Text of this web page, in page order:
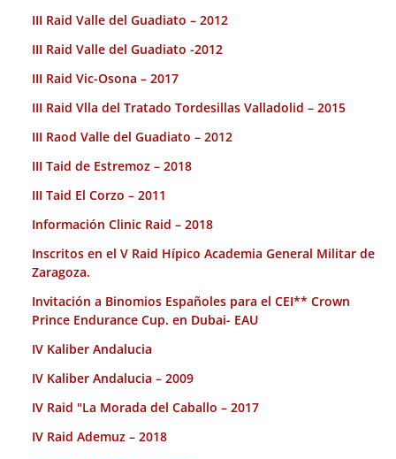
III Raid Valle del Guadiato – 2012
III Raid Valle del Guadiato -2012
III Raid Vic-Osona – 2017
III Raid Vlla del Tratado Tordesillas Valladolid – 2015
III Raod Valle del Guadiato – 2012
III Taid de Estremoz – 2018
III Taid El Corzo – 2011
Información Clinic Raid – 2018
Inscritos en el V Raid Hípico Academia General Militar de
Zaragoza.
Invitación a Binomios Españoles para el CEI** Crown
Prince Endurance Cup. en Dubai- EAU
IV Kaliber Andalucia
IV Kaliber Andalucia – 2009
IV Raid "La Morada del Caballo – 2017
IV Raid Ademuz – 2018